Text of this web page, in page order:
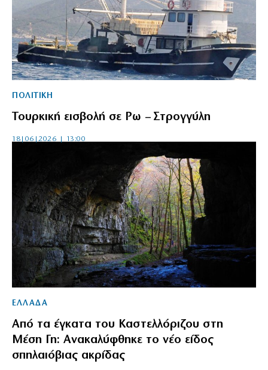
ΠΟΛΙΤΙΚΗ
Τουρκική εισβολή σε Ρω – Στρογγύλη
18|06|2026 | 13:00
ΕΛΛΑΔΑ
Από τα έγκατα του Καστελλόριζου στη
Μέση Γη: Ανακαλύφθηκε το νέο είδος
σπηλαιόβιας ακρίδας